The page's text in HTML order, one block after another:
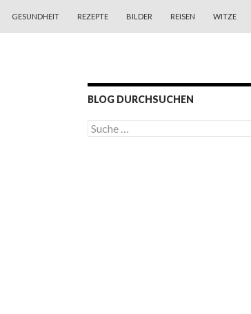
GESUNDHEIT REZEPTE BILDER REISEN WITZE
BLOG DURCHSUCHEN
S
u